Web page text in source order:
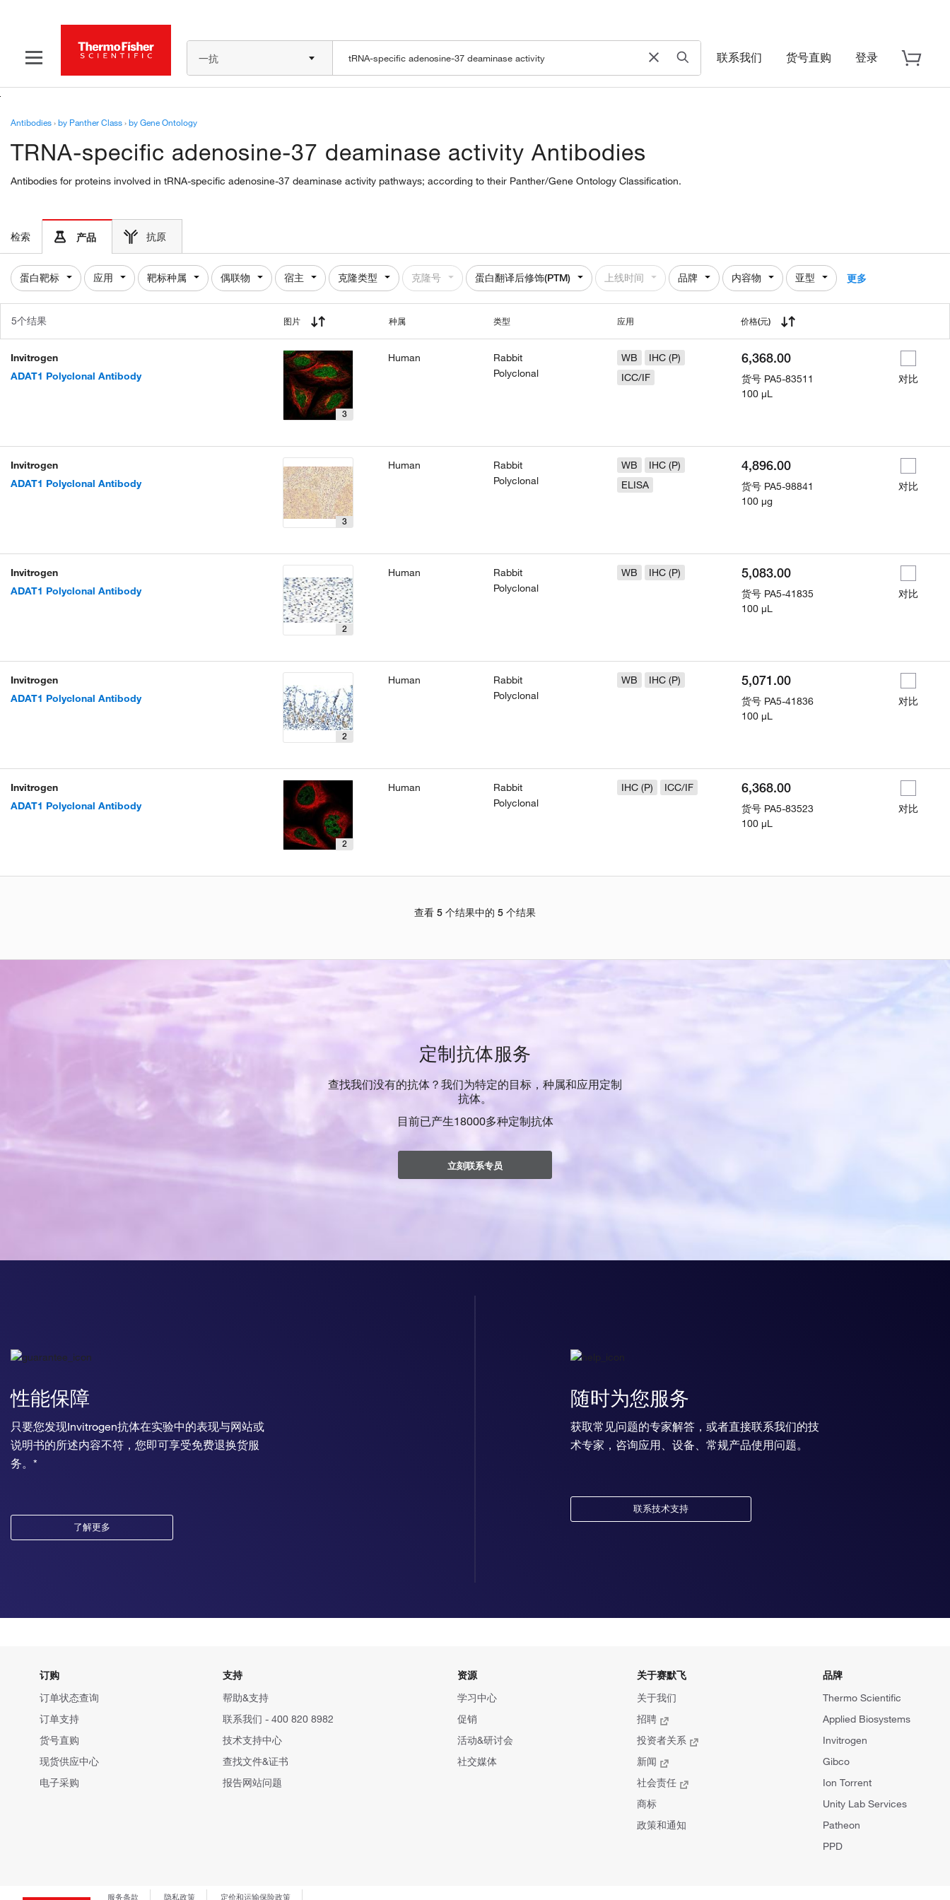
一抗 联系我们 货号直购 登录
Antibodies›by Panther Class›by Gene Ontology
TRNA-specific adenosine-37 deaminase activity Antibodies
Antibodies for proteins involved in tRNA-specific adenosine-37 deaminase activity pathways; according to their Panther/Gene Ontology Classification.
检索 产品 抗原
蛋白靶标 应用 靶标种属 偶联物 宿主 克隆类型 克隆号 蛋白翻译后修饰(PTM) 上线时间 品牌 内容物 亚型 更多
5个结果 图片 种属 类型 应用 价格(元)
Invitrogen
ADAT1 Polyclonal Antibody
3
Human
Rabbit
Polyclonal
WB
IHC (P)
ICC/IF
6,368.00
货号 PA5-83511
100 µL
对比
Invitrogen
ADAT1 Polyclonal Antibody
3
Human
Rabbit
Polyclonal
WB
IHC (P)
ELISA
4,896.00
货号 PA5-98841
100 µg
对比
Invitrogen
ADAT1 Polyclonal Antibody
2
Human
Rabbit
Polyclonal
WB IHC (P) 5,083.00
货号 PA5-41835
100 µL
对比
Invitrogen
ADAT1 Polyclonal Antibody
2
Human
Rabbit
Polyclonal
WB IHC (P) 5,071.00
货号 PA5-41836
100 µL
对比
Invitrogen
ADAT1 Polyclonal Antibody
2
Human
Rabbit
Polyclonal
IHC (P) ICC/IF 6,368.00
货号 PA5-83523
100 µL
对比
查看 5 个结果中的 5 个结果
定制抗体服务
查找我们没有的抗体？我们为特定的目标，种属和应用定制
抗体。
目前已产生18000多种定制抗体
立刻联系专员
性能保障
只要您发现Invitrogen抗体在实验中的表现与网站或
说明书的所述内容不符，您即可享受免费退换货服
务。*
了解更多
随时为您服务
获取常见问题的专家解答，或者直接联系我们的技
术专家，咨询应用、设备、常规产品使用问题。
联系技术支持
订购
订单状态查询
订单支持
货号直购
现货供应中心
电子采购
支持
帮助&支持
联系我们 - 400 820 8982
技术支持中心
查找文件&证书
报告网站问题
资源
学习中心
促销
活动&研讨会
社交媒体
关于赛默飞
关于我们
招聘
投资者关系
新闻
社会责任
商标
政策和通知
品牌
Thermo Scientific
Applied Biosystems
Invitrogen
Gibco
Ion Torrent
Unity Lab Services
Patheon
PPD
服务条款 隐私政策 定价和运输保险政策